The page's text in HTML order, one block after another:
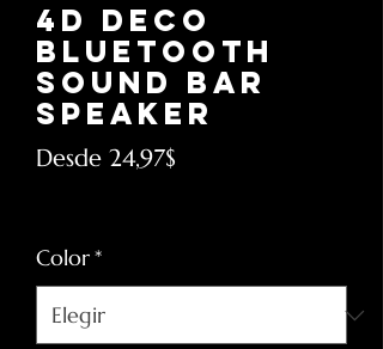
4D Deco
Bluetooth
Sound Bar
Speaker
Desde 24,97$
Color*